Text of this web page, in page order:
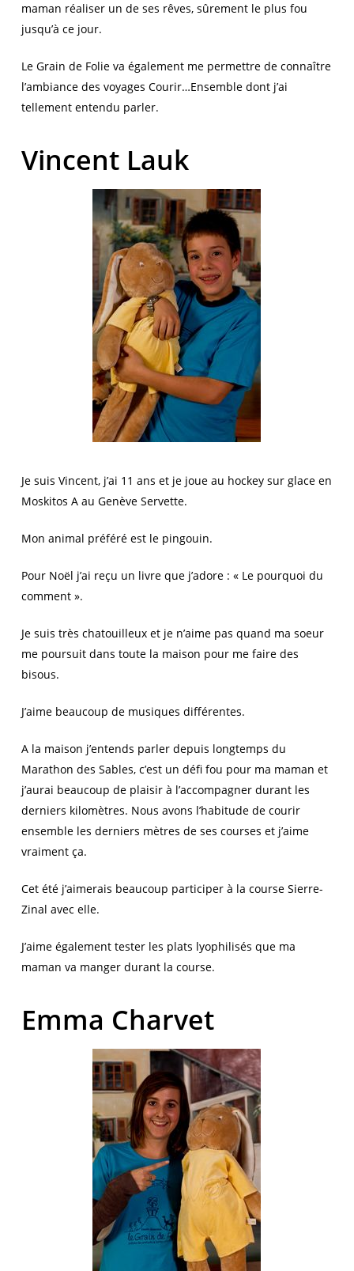
maman réaliser un de ses rêves, sûrement le plus fou
jusqu’à ce jour.
Le Grain de Folie va également me permettre de connaître
l’ambiance des voyages Courir…Ensemble dont j’ai
tellement entendu parler.
Vincent Lauk
Je suis Vincent, j’ai 11 ans et je joue au hockey sur glace en
Moskitos A au Genève Servette.
Mon animal préféré est le pingouin.
Pour Noël j’ai reçu un livre que j’adore : « Le pourquoi du
comment ».
Je suis très chatouilleux et je n’aime pas quand ma soeur
me poursuit dans toute la maison pour me faire des
bisous.
J’aime beaucoup de musiques différentes.
A la maison j’entends parler depuis longtemps du
Marathon des Sables, c’est un défi fou pour ma maman et
j’aurai beaucoup de plaisir à l’accompagner durant les
derniers kilomètres. Nous avons l’habitude de courir
ensemble les derniers mètres de ses courses et j’aime
vraiment ça.
Cet été j’aimerais beaucoup participer à la course Sierre-
Zinal avec elle.
J’aime également tester les plats lyophilisés que ma
maman va manger durant la course.
Emma Charvet